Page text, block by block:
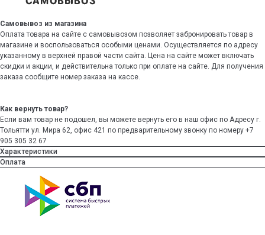
Самовывоз из магазина
Оплата товара на сайте с самовывозом позволяет забронировать товар в
магазине и воспользоваться особыми ценами. Осуществляется по адресу
указанному в верхней правой части сайта. Цена на сайте может включать
скидки и акции, и действительна только при оплате на сайте. Для получения
заказа сообщите номер заказа на кассе.
Как вернуть товар?
Если вам товар не подошел, вы можете вернуть его в наш офис по Адресу г.
Тольятти ул. Мира 62, офис 421 по предварительному звонку по номеру +7
905 305 32 67
Характеристики
Оплата